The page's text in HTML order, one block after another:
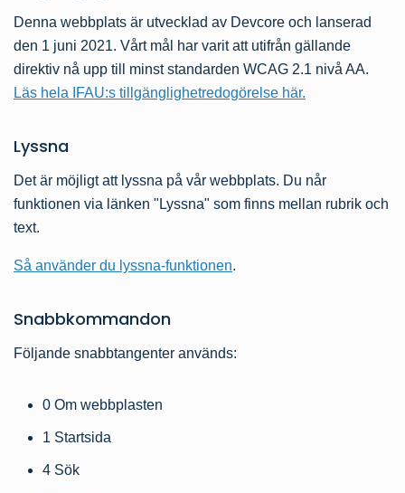
Denna webbplats är utvecklad av Devcore och lanserad
den 1 juni 2021. Vårt mål har varit att utifrån gällande
direktiv nå upp till minst standarden WCAG 2.1 nivå AA.
Läs hela IFAU:s tillgänglighetredogörelse här.
Lyssna
Det är möjligt att lyssna på vår webbplats. Du når
funktionen via länken "Lyssna" som finns mellan rubrik och
text.
Så använder du lyssna-funktionen.
Snabbkommandon
Följande snabbtangenter används:
0 Om webbplasten
1 Startsida
4 Sök